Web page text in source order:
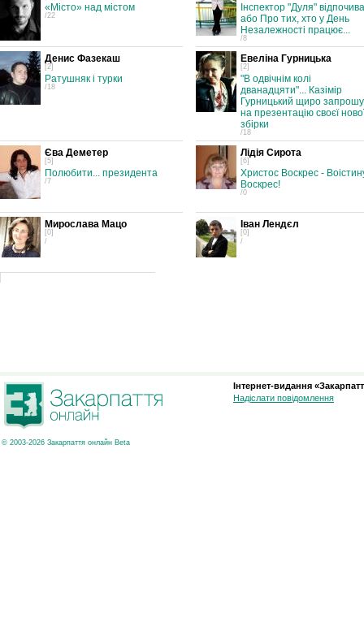
«Місто» над містом
/22
Інспектор "Дуля"
або Про тих, хто у День
Незалежності працює...
/8
Денис Фазекаш
[2]
Ратушняк і турки
/18
Евеліна Гурницька
[2]
"В одвічнім колі
дванадцяти"... Казімір
Гурницький щиро
на презентацію своєї
збірки
/18
Єва Деметер
[5]
Полюбити... президента
/7
Лідія Сирота
[6]
Христос Воскрес -
Воскрес!
/0
Мирослава Мацо
[0]
/
Іван Лендєл
[0]
/
© 2003-2026 Закарпаття онлайн Beta
Інтернет-видання
Надіслати повідомлення